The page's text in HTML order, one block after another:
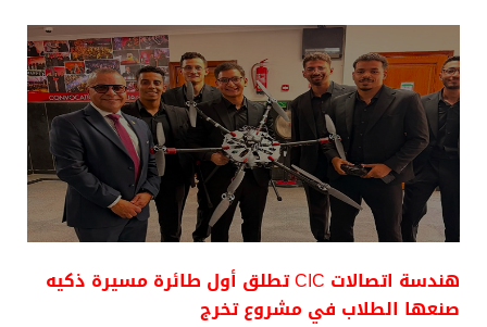
هندسة اتصالات CIC تطلق أول طائرة مسيرة ذكيه
صنعها الطلاب في مشروع تخرج